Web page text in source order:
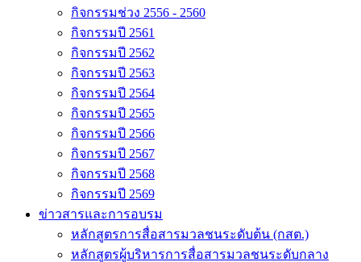
กิจกรรมช่วง 2556 - 2560
กิจกรรมปี 2561
กิจกรรมปี 2562
กิจกรรมปี 2563
กิจกรรมปี 2564
กิจกรรมปี 2565
กิจกรรมปี 2566
กิจกรรมปี 2567
กิจกรรมปี 2568
กิจกรรมปี 2569
ข่าวสารและการอบรม
หลักสูตรการสื่อสารมวลชนระดับต้น (กสต.)
หลักสูตรผู้บริหารการสื่อสารมวลชนระดับกลาง